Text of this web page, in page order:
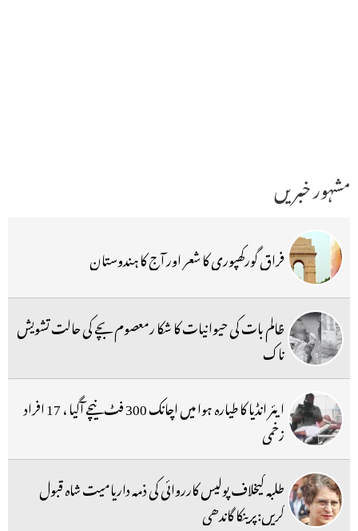
مشہور خبریں
فراق گورکھپوری کا شعر اور آج کا ہندوستان
ظالم بات کی حیوانیات کا شکا رمعصوم بچے کی حالت تشویش
ناک
ایئر انڈیا کا طیارہ ہوا میں اچانک 300 فٹ نیچے آگیا ، 17 افراد
زخمی
طلبہ کیخلاف پولیس کارروائی کی ذمہ داریامیت شاہ قبول
کریں:پرینکا گاندھی